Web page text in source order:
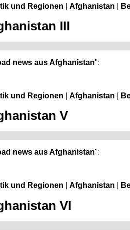
und Regionen Afghanistan
III
news aus Afghanistan":
und Regionen Afghanistan
V
news aus Afghanistan":
und Regionen Afghanistan
VI